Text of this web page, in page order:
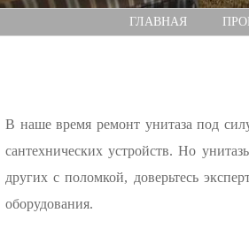
ГЛАВНАЯ
В наше время ремонт унитаза под
сантехнических устройств. Но
других с поломкой, доверьтесь
оборудования.